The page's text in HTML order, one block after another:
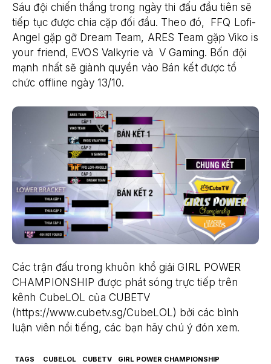
Sáu đội chiến thắng trong ngày thi đấu đầu tiên sẽ
tiếp tục được chia cặp đối đầu. Theo đó, FFQ Lofi-
Angel gặp gỡ Dream Team, ARES Team gặp Viko is
your friend, EVOS Valkyrie và V Gaming. Bốn đội
mạnh nhất sẽ giành quyền vào Bán kết được tổ
chức offline ngày 13/10.
Các trận đấu trong khuôn khổ giải GIRL POWER
CHAMPIONSHIP được phát sóng trực tiếp trên
kênh CubeLOL của CUBETV
(https://www.cubetv.sg/CubeLOL) bởi các bình
luận viên nổi tiếng, các bạn hãy chú ý đón xem.
TAGS CUBELOL CUBETV
GIRL POWER CHAMPIONSHIP